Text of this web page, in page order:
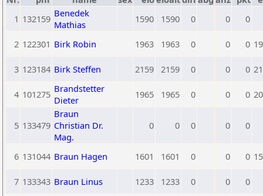
1 132159 Benedek
Mathias
1590 1590 0 0 0
2 122301 Birk Robin 1963 1963 0 0 0
3 123184 Birk Steffen 2159 2159 0 0 0
4 101275 Brandstetter
Dieter
1965 1965 0 0 0
5 133479
Braun
Christian Dr.
Mag.
0 0 0 0 0
6 131044 Braun Hagen 1601 1601 0 0 0
7 133343 Braun Linus 1233 1233 0 0 0